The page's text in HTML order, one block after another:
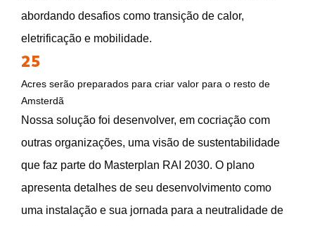
abordando desafios como transição de calor,
eletrificação e mobilidade.
25
Acres serão preparados para criar valor para o resto de
Amsterdã
Nossa solução foi desenvolver, em cocriação com
outras organizações, uma visão de sustentabilidade
que faz parte do Masterplan RAI 2030. O plano
apresenta detalhes de seu desenvolvimento como
uma instalação e sua jornada para a neutralidade de